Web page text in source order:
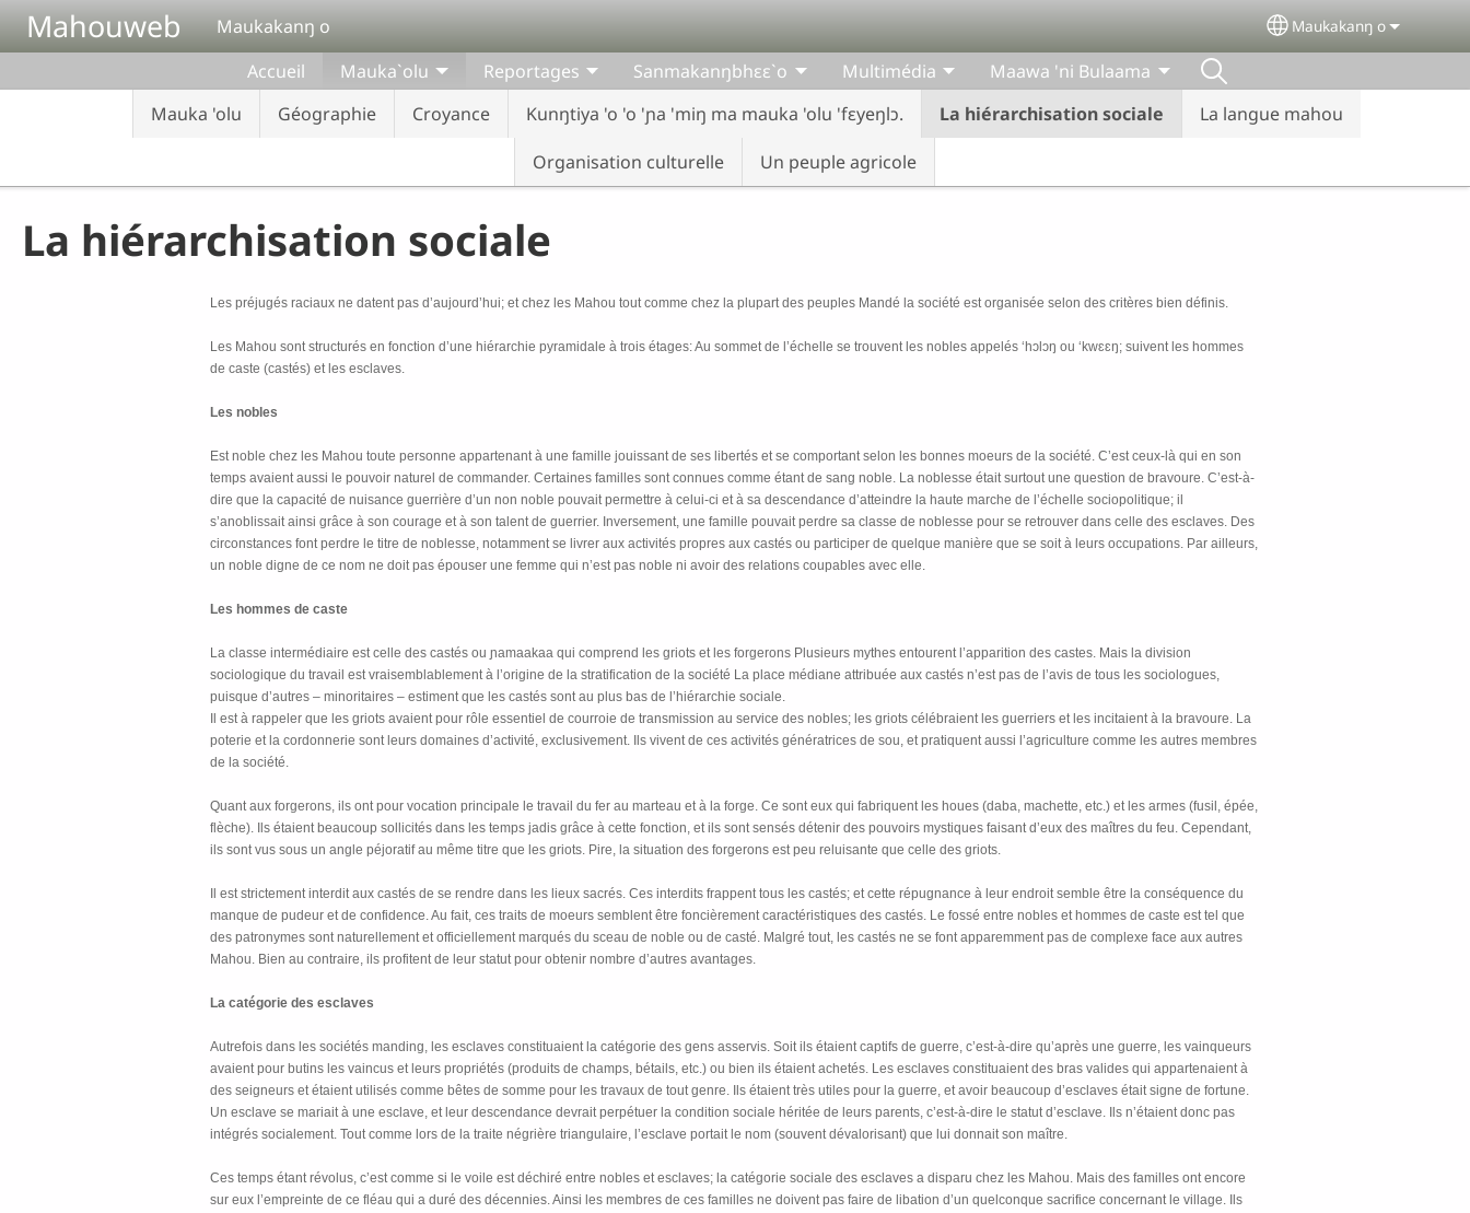
Aller au contenu principal
Mahouweb Maukakanŋ o Select your language
Maukakanŋ o
Accueil
Mauka`olu
Mauka 'olu
Géographie Croyance Kunŋtiya 'o 'o 'ɲa 'miŋ ma mauka 'olu 'fɛyeŋlɔ. La hiérarchisation sociale
La langue mahou
Organisation culturelle
Un peuple agricole
Reportages Sanmakanŋbhɛɛ`o Multimédia Maawa 'ni Bulaama
La hiérarchisation sociale
Les préjugés raciaux ne datent pas d’aujourd’hui; et chez les Mahou tout comme chez la plupart des peuples Mandé la société est organisée selon des critères bien définis.
Les Mahou sont structurés en fonction d’une hiérarchie pyramidale à trois étages: Au sommet de l’échelle se trouvent les nobles appelés ‘hɔlɔŋ ou ‘kwɛɛŋ; suivent les hommes
de caste (castés) et les esclaves.
Les nobles
Est noble chez les Mahou toute personne appartenant à une famille jouissant de ses libertés et se comportant selon les bonnes moeurs de la société. C’est ceux-là qui en son
temps avaient aussi le pouvoir naturel de commander. Certaines familles sont connues comme étant de sang noble. La noblesse était surtout une question de bravoure. C’est-à-
dire que la capacité de nuisance guerrière d’un non noble pouvait permettre à celui-ci et à sa descendance d’atteindre la haute marche de l’échelle sociopolitique; il
s’anoblissait ainsi grâce à son courage et à son talent de guerrier. Inversement, une famille pouvait perdre sa classe de noblesse pour se retrouver dans celle des esclaves. Des
circonstances font perdre le titre de noblesse, notamment se livrer aux activités propres aux castés ou participer de quelque manière que se soit à leurs occupations. Par ailleurs,
un noble digne de ce nom ne doit pas épouser une femme qui n’est pas noble ni avoir des relations coupables avec elle.
Les hommes de caste
La classe intermédiaire est celle des castés ou ɲamaakaa qui comprend les griots et les forgerons Plusieurs mythes entourent l’apparition des castes. Mais la division
sociologique du travail est vraisemblablement à l’origine de la stratification de la société La place médiane attribuée aux castés n’est pas de l’avis de tous les sociologues,
puisque d’autres – minoritaires – estiment que les castés sont au plus bas de l’hiérarchie sociale.
Il est à rappeler que les griots avaient pour rôle essentiel de courroie de transmission au service des nobles; les griots célébraient les guerriers et les incitaient à la bravoure. La
poterie et la cordonnerie sont leurs domaines d’activité, exclusivement. Ils vivent de ces activités génératrices de sou, et pratiquent aussi l’agriculture comme les autres membres
de la société.
Quant aux forgerons, ils ont pour vocation principale le travail du fer au marteau et à la forge. Ce sont eux qui fabriquent les houes (daba, machette, etc.) et les armes (fusil, épée,
flèche). Ils étaient beaucoup sollicités dans les temps jadis grâce à cette fonction, et ils sont sensés détenir des pouvoirs mystiques faisant d’eux des maîtres du feu. Cependant,
ils sont vus sous un angle péjoratif au même titre que les griots. Pire, la situation des forgerons est peu reluisante que celle des griots.
Il est strictement interdit aux castés de se rendre dans les lieux sacrés. Ces interdits frappent tous les castés; et cette répugnance à leur endroit semble être la conséquence du
manque de pudeur et de confidence. Au fait, ces traits de moeurs semblent être foncièrement caractéristiques des castés. Le fossé entre nobles et hommes de caste est tel que
des patronymes sont naturellement et officiellement marqués du sceau de noble ou de casté. Malgré tout, les castés ne se font apparemment pas de complexe face aux autres
Mahou. Bien au contraire, ils profitent de leur statut pour obtenir nombre d’autres avantages.
La catégorie des esclaves
Autrefois dans les sociétés manding, les esclaves constituaient la catégorie des gens asservis. Soit ils étaient captifs de guerre, c’est-à-dire qu’après une guerre, les vainqueurs
avaient pour butins les vaincus et leurs propriétés (produits de champs, bétails, etc.) ou bien ils étaient achetés. Les esclaves constituaient des bras valides qui appartenaient à
des seigneurs et étaient utilisés comme bêtes de somme pour les travaux de tout genre. Ils étaient très utiles pour la guerre, et avoir beaucoup d’esclaves était signe de fortune.
Un esclave se mariait à une esclave, et leur descendance devrait perpétuer la condition sociale héritée de leurs parents, c’est-à-dire le statut d’esclave. Ils n’étaient donc pas
intégrés socialement. Tout comme lors de la traite négrière triangulaire, l’esclave portait le nom (souvent dévalorisant) que lui donnait son maître.
Ces temps étant révolus, c’est comme si le voile est déchiré entre nobles et esclaves; la catégorie sociale des esclaves a disparu chez les Mahou. Mais des familles ont encore
sur eux l’empreinte de ce fléau qui a duré des décennies. Ainsi les membres de ces familles ne doivent pas faire de libation d’un quelconque sacrifice concernant le village. Ils